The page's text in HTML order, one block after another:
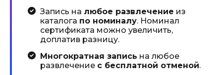
Запись на любое развлечение из
каталога по номиналу. Номинал
сертификата можно увеличить,
доплатив разницу.
Многократная запись на любое
развлечение с бесплатной отменой.